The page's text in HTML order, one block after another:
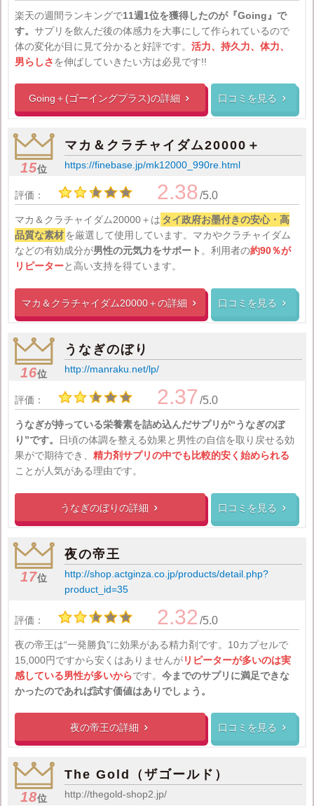
楽天の週間ランキングで11週1位を獲得したのが『Going』で
す。サプリを飲んだ後の体感力を大事にして作られているので
体の変化が目に見て分かると好評です。活力、持久力、体力、
男らしさを伸ばしていきたい方は必見です!!
Going＋(ゴーイングプラス)の詳細  口コミを見る 
15位
マカ＆クラチャイダム20000＋
https://finebase.jp/mk12000_990re.html
評価： 2.38/5.0
マカ＆クラチャイダム20000＋は タイ政府お墨付きの安心・高
品質な素材を厳選して使用しています。マカやクラチャイダム
などの有効成分が男性の元気力をサポート 。利用者の約90％が
リピーターと高い支持を得ています。
マカ＆クラチャイダム20000＋の詳細  口コミを見る 
16位
うなぎのぼり
http://manraku.net/lp/
評価： 2.37 /5.0
うなぎが持っている栄養素を詰め込んだサプリが“うなぎのぼ
り”です。
日頃の体調を整える効果と男性の自信を取り戻せる効
果がで期待でき、精力剤サプリの中でも比較的安く始められる
ことが人気がある理由です。
うなぎのぼりの詳細  口コミを見る 
17位
夜の帝王
http://shop.actginza.co.jp/products/detail.php?
product_id=35
評価： 2.32 /5.0
夜の帝王は“一発勝負”に効果がある精力剤です。10カプセルで
15,000円ですから安くはありませんがリピーターが多いのは実
感している男性が多いからです。今までのサプリに満足できな
かったのであれば試す価値はありでしょう。
夜の帝王の詳細  口コミを見る 
18位
The Gold（ザゴールド）
http://thegold-shop2.jp/